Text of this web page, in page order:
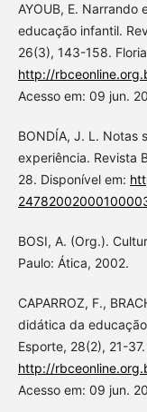
AYOUB, E. Narrando
educação infantil.
26(3), 143-158.
http://
Acesso em: 09 jun.
BONDÍA, J. L. Notas
experiência. Revista
28. Disponível em:
BOSI, A. (Org.).
Paulo: Ática, 2002.
CAPARROZ, F.,
didática da
Esporte, 28(2), 21-
http://
Acesso em: 09 jun.